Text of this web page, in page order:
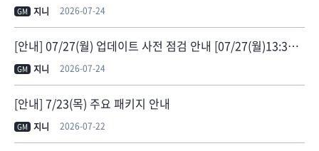
GM 지니 2026-07-24
[안내] 07/27(월) 업데이트 사전 점검 안내 [07/27(월)13:30 점검 종료]
GM 지니 2026-07-24
[안내] 7/23(목) 주요 패키지 안내
GM 지니 2026-07-22